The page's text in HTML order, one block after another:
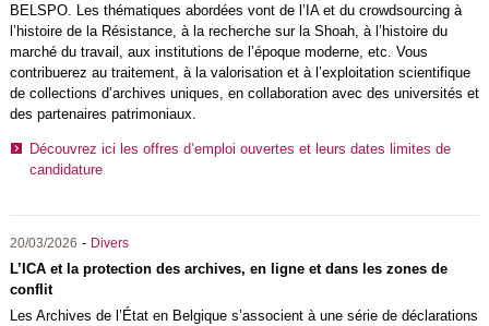
BELSPO. Les thématiques abordées vont de l’IA et du crowdsourcing à
l’histoire de la Résistance, à la recherche sur la Shoah, à l’histoire du
marché du travail, aux institutions de l’époque moderne, etc. Vous
contribuerez au traitement, à la valorisation et à l’exploitation scientifique
de collections d’archives uniques, en collaboration avec des universités et
des partenaires patrimoniaux.
Découvrez ici les offres d’emploi ouvertes et leurs dates limites de
candidature
20/03/2026 - Divers
L’ICA et la protection des archives, en ligne et dans les zones de
conflit
Les Archives de l’État en Belgique s’associent à une série de déclarations